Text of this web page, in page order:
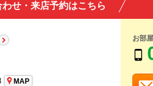
せ・来店予約はこちら
MAP
お部